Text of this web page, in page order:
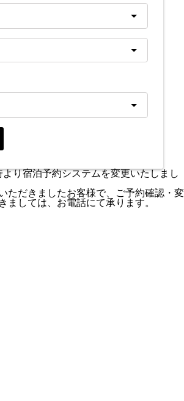
より宿泊予約システムを変更いたしまし
ただきましたお客様で、ご予約確認・変
ましては、お電話にて承ります。